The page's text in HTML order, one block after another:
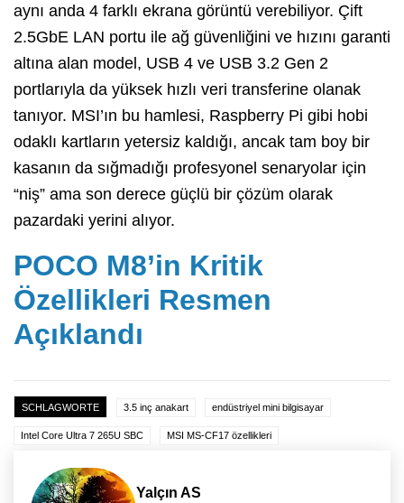
aynı anda 4 farklı ekrana görüntü verebiliyor. Çift
2.5GbE LAN portu ile ağ güvenliğini ve hızını garanti
altına alan model, USB 4 ve USB 3.2 Gen 2
portlarıyla da yüksek hızlı veri transferine olanak
tanıyor. MSI’ın bu hamlesi, Raspberry Pi gibi hobi
odaklı kartların yetersiz kaldığı, ancak tam boy bir
kasanın da sığmadığı profesyonel senaryolar için
“niş” ama son derece güçlü bir çözüm olarak
pazardaki yerini alıyor.
POCO M8’in Kritik
Özellikleri Resmen
Açıklandı
SCHLAGWORTE 3.5 inç anakart endüstriyel mini bilgisayar
Intel Core Ultra 7 265U SBC MSI MS-CF17 özellikleri
Yalçın AS